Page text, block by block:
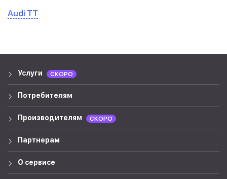
Audi TT
Услуги СКОРО
Потребителям
Производителям СКОРО
Партнерам
О сервисе